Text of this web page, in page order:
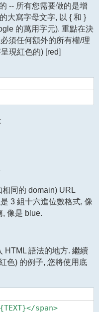
-- 所有您需要做的是增
大寫字母文字, 以 { 和 }
的萬用字元). 重點在決
須任何額外的所有權/理
現紅色的) [red]
同的 domain) URL
3 組十六進位數格式, 像
, 像是 blue.
HTML 語法的地方. 繼續
色) 的例子, 您將使用底